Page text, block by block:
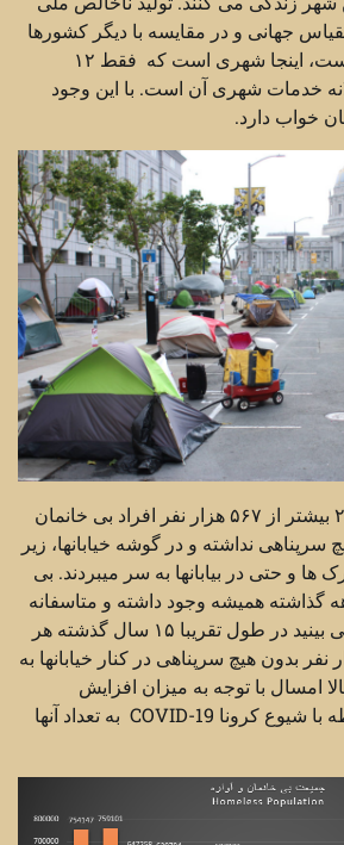
جهانی و در مقایسه با دیگر کشورها
در مقام بیستم جهان است، اینجا شهری است که فقط ۱۲
خدمات شهری آن است. با این وجود
در آمریکا در سال ۲۰۱۹ بیشتر از ۵۶۷ هزار نفر افراد بی خانمان
نداشته و در گوشه خیابانها، زیر
ها و حتی در بیابانها به سر میبردند. بی
گذاشته همیشه وجود داشته و متاسفانه
چنانکه در نمودار زیر می بینید در طول تقریبا ۱۵ سال گذشته هر
از ۵۵۰ هزار نفر بدون هیچ سرپناهی در کنار خیابانها به
امسال با توجه به میزان افزایش
میلیونی بیکاری در رابطه با شیوع کرونا COVID-19 به تعداد آنها